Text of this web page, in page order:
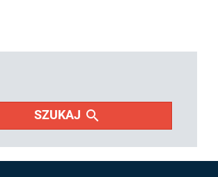
SZUKAJ search